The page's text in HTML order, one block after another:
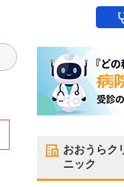
おおうらク
ニック